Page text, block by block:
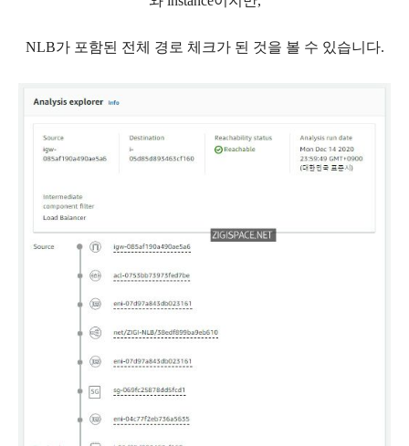
NLB가 포함된 전체 경로 체크가 된 것을 볼 수 있습니다.